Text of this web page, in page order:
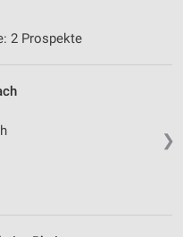
2 Prospekte
❯